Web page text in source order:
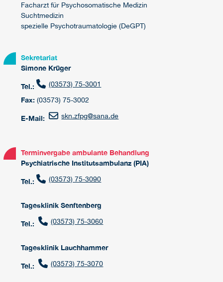
Facharzt für Psychosomatische Medizin
Suchtmedizin
spezielle Psychotraumatologie (DeGPT)
Sekretariat
Simone Krüger
Tel.: (03573) 75-3001
Fax: (03573) 75-3002
E-Mail: skn.zfpg@sana.de
Terminvergabe ambulante Behandlung
Psychiatrische Institutsambulanz (PIA)
Tel.: (03573) 75-3090
Tagesklinik Senftenberg
Tel.: (03573) 75-3060
Tagesklinik Lauchhammer
Tel.: (03573) 75-3070